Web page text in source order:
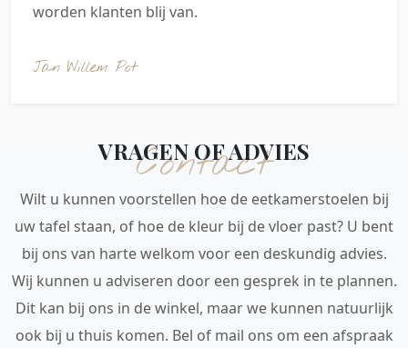
worden klanten blij van.
Jan Willem Pot
Contact
VRAGEN OF ADVIES
Wilt u kunnen voorstellen hoe de eetkamerstoelen bij
uw tafel staan, of hoe de kleur bij de vloer past? U bent
bij ons van harte welkom voor een deskundig advies.
Wij kunnen u adviseren door een gesprek in te plannen.
Dit kan bij ons in de winkel, maar we kunnen natuurlijk
ook bij u thuis komen. Bel of mail ons om een afspraak